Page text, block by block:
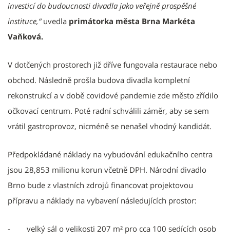
investicí do budoucnosti divadla jako veřejně prospěšné
instituce,“uvedla primátorka města Brna Markéta
Vaňková.
V dotčených prostorech již dříve fungovala restaurace nebo
obchod. Následně prošla budova divadla kompletní
rekonstrukcí a v době covidové pandemie zde město zřídilo
očkovací centrum. Poté radní schválili záměr, aby se sem
vrátil gastroprovoz, nicméně se nenašel vhodný kandidát.
Předpokládané náklady na vybudování edukačního centra
jsou 28,853 milionu korun včetně DPH. Národní divadlo
Brno bude z vlastních zdrojů financovat projektovou
přípravu a náklady na vybavení následujících prostor:
- velký sál o velikosti 207 m² pro cca 100 sedících osob